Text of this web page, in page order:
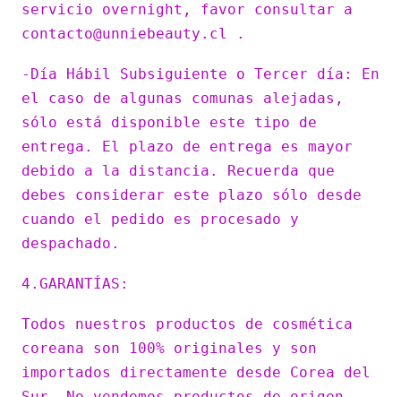
servicio overnight, favor consultar a
contacto@unniebeauty.cl .
-Día Hábil Subsiguiente o Tercer día: En
el caso de algunas comunas alejadas,
sólo está disponible este tipo de
entrega. El plazo de entrega es mayor
debido a la distancia. Recuerda que
debes considerar este plazo sólo desde
cuando el pedido es procesado y
despachado.
4.GARANTÍAS:
Todos nuestros productos de cosmética
coreana son 100% originales y son
importados directamente desde Corea del